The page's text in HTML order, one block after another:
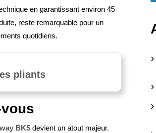
en garantissant environ 45
reste remarquable pour un
quotidiens.
pliants
BK5 devient un atout majeur.